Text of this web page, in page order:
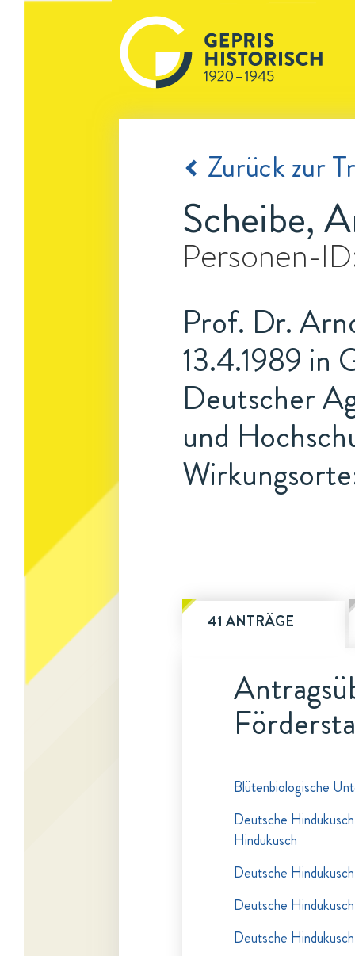
Zurück zur
Scheibe,
Personen-
Prof. Dr.
13.4.1989 in
Deutscher
und
41 ANTRÄGE
Blütenbiologische
Deutsche
Hindukusch
Deutsche
Deutsche
Deutsche